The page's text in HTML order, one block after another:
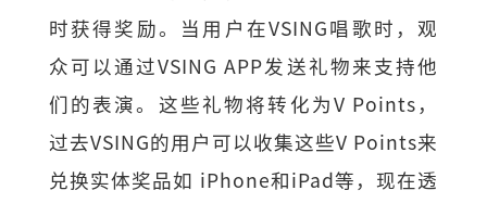
时获得奖励。当用户在VSING唱歌时，观
众可以通过VSING APP发送礼物来支持他
们的表演。这些礼物将转化为V Points，
过去VSING的用户可以收集这些V Points来
兑换实体奖品如 iPhone和iPad等，现在透